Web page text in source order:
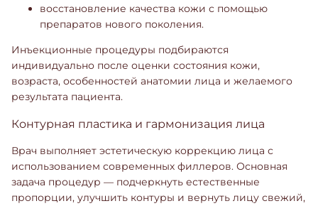
восстановление качества кожи с помощью
препаратов нового поколения.
Инъекционные процедуры подбираются
индивидуально после оценки состояния кожи,
возраста, особенностей анатомии лица и желаемого
результата пациента.
Контурная пластика и гармонизация лица
Врач выполняет эстетическую коррекцию лица с
использованием современных филлеров. Основная
задача процедур — подчеркнуть естественные
пропорции, улучшить контуры и вернуть лицу свежий,